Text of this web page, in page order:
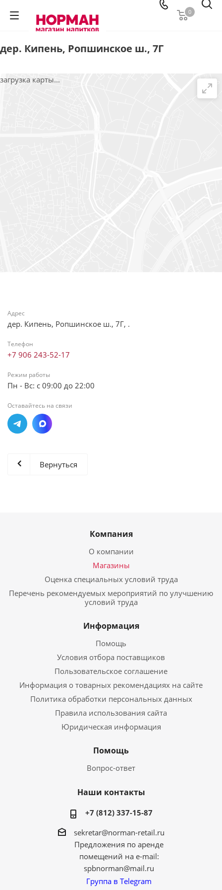
0
дер. Кипень, Ропшинское ш., 7Г
загрузка карты...
Адрес
дер. Кипень, Ропшинское ш., 7Г, .
Телефон
+7 906 243-52-17
Режим работы
Пн - Вс: с 09:00 до 22:00
Оставайтесь на связи
Вернуться
Компания
О компании
Магазины
Оценка специальных условий труда
Перечень рекомендуемых мероприятий по улучшению
условий труда
Информация
Помощь
Условия отбора поставщиков
Пользовательское соглашение
Информация о товарных рекомендациях на сайте
Политика обработки персональных данных
Правила использования сайта
Юридическая информация
Помощь
Вопрос-ответ
Наши контакты
+7 (812) 337-15-87
sekretar@norman-retail.ru
Предложения по аренде
помещений на e-mail:
spbnorman@mail.ru
Группа в Telegram